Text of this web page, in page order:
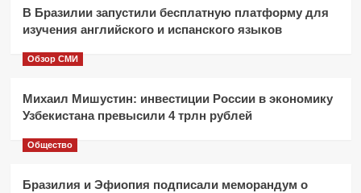
В Бразилии запустили бесплатную платформу для
изучения английского и испанского языков
Обзор СМИ
Михаил Мишустин: инвестиции России в экономику
Узбекистана превысили 4 трлн рублей
Общество
Бразилия и Эфиопия подписали меморандум о